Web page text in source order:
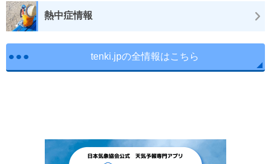
熱中症情報
tenki.jpの全情報はこちら